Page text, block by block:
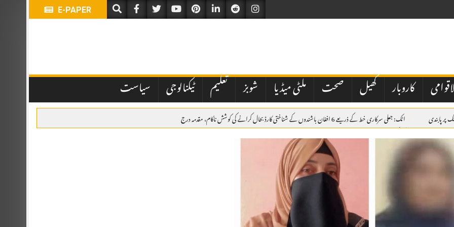
E-PAPER
کاروبار کھیل صحت ملٹی میڈیا شوبز تعلیم ٹیکنالوجی سیاست
اٹک: جعلی سرکاری خط کے ذریعے 6 افغان باشندوں کے شناختی کارڈ بحال کرانے کی کوشش ناکام، مقدمہ درج
ڈمپر کی ٹکر، 38 سالہ موٹرسائیکل سوار جاں بحق